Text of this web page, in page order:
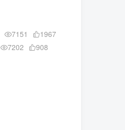
7151
1967
7202
908